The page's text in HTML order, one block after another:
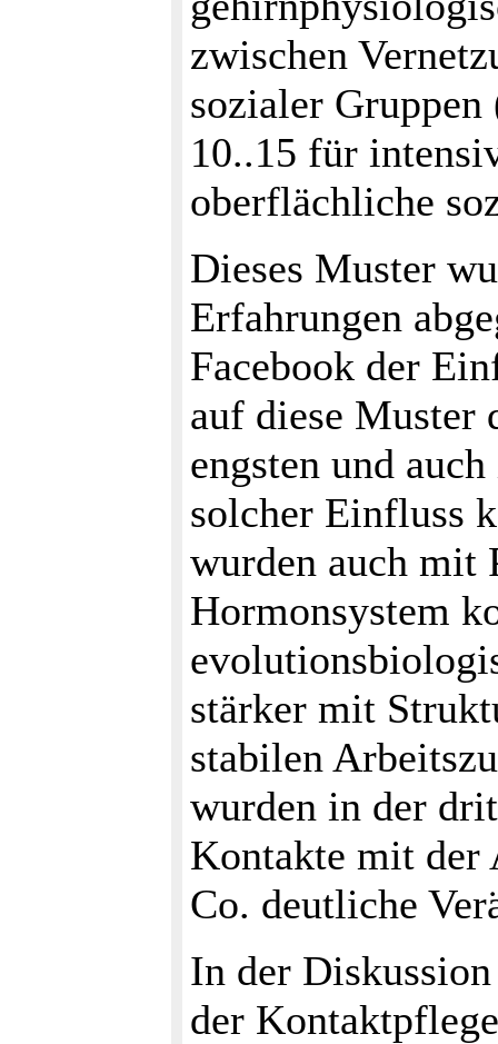
zwischen
sozialer
10..15 für
oberflächliche
Dieses Muster
Erfahrungen
Facebook der
auf diese Muster
engsten und
solcher Einfluss
wurden auch mit
Hormonsystem
stärker mit
stabilen
wurden in der
Kontakte mit der
Co. deutliche
In der
der